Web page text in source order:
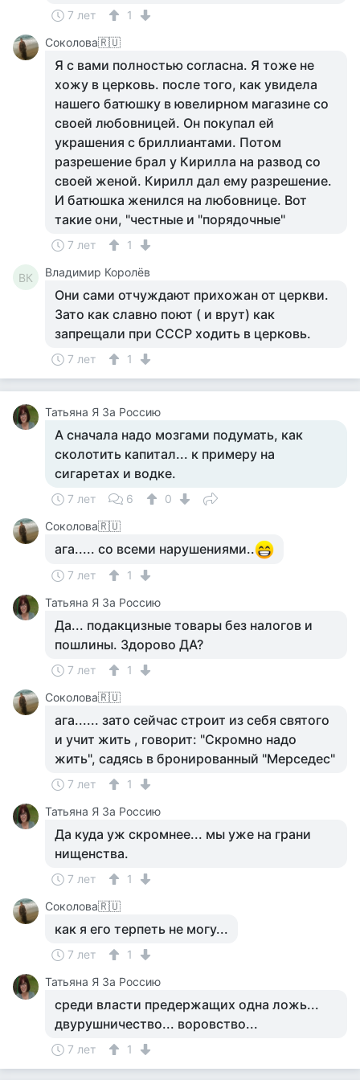
7 лет
1
Соколова🇷🇺
Я с вами полностью согласна. Я тоже не
хожу в церковь. после того, как увидела
нашего батюшку в ювелирном магазине со
своей любовницей. Он покупал ей
украшения с бриллиантами. Потом
разрешение брал у Кирилла на развод со
своей женой. Кирилл дал ему разрешение.
И батюшка женился на любовнице. Вот
такие они, "честные и "порядочные"
7 лет 1
ВК Владимир Королёв
Они сами отчуждают прихожан от церкви.
Зато как славно поют ( и врут) как
запрещали при СССР ходить в церковь.
7 лет 1
Татьяна Я За Россию
А сначала надо мозгами подумать, как
сколотить капитал... к примеру на
сигаретах и водке.
7 лет 6
0
Соколова🇷🇺
ага..... со всеми нарушениями..
7 лет
1
Татьяна Я За Россию
Да... подакцизные товары без налогов и
пошлины. Здорово ДА?
7 лет
1
Соколова🇷🇺
ага...... зато сейчас строит из себя святого
и учит жить , говорит: "Скромно надо
жить", садясь в бронированный "Мерседес"
7 лет
1
Татьяна Я За Россию
Да куда уж скромнее... мы уже на грани
нищенства.
7 лет
1
Соколова🇷🇺
как я его терпеть не могу...
7 лет
1
Татьяна Я За Россию
среди власти предержащих одна ложь...
двурушничество... воровство...
7 лет 1